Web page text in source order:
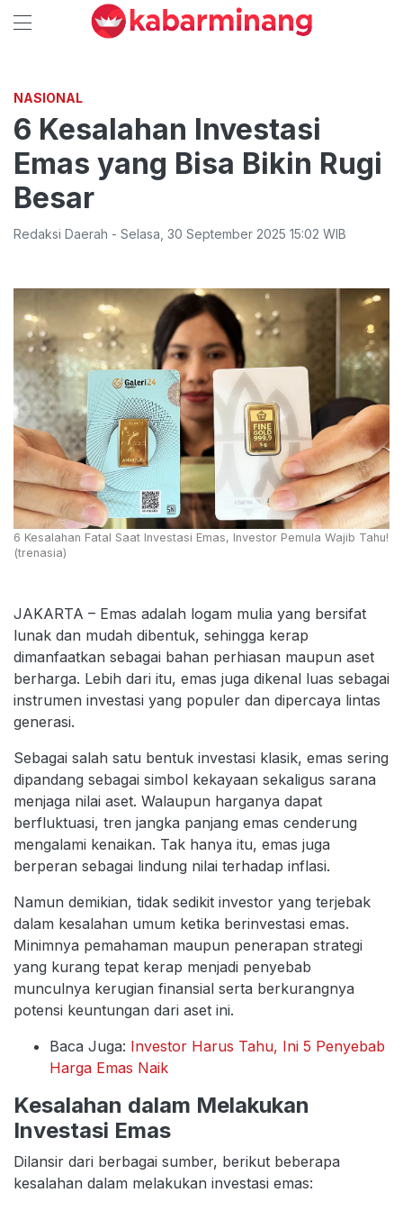
NASIONAL
6 Kesalahan Investasi
Emas yang Bisa Bikin Rugi
Besar
Redaksi Daerah - Selasa 30 September 2025 15:02 WIB
6 Kesalahan Fatal Saat Investasi Emas, Investor Pemula Wajib Tahu!
(trenasia)
JAKARTA – Emas adalah logam mulia yang bersifat
lunak dan mudah dibentuk, sehingga kerap
dimanfaatkan sebagai bahan perhiasan maupun aset
berharga. Lebih dari itu, emas juga dikenal luas sebagai
instrumen investasi yang populer dan dipercaya lintas
generasi.
Sebagai salah satu bentuk investasi klasik, emas sering
dipandang sebagai simbol kekayaan sekaligus sarana
menjaga nilai aset. Walaupun harganya dapat
berfluktuasi, tren jangka panjang emas cenderung
mengalami kenaikan. Tak hanya itu, emas juga
berperan sebagai lindung nilai terhadap inflasi.
Namun demikian, tidak sedikit investor yang terjebak
dalam kesalahan umum ketika berinvestasi emas.
Minimnya pemahaman maupun penerapan strategi
yang kurang tepat kerap menjadi penyebab
munculnya kerugian finansial serta berkurangnya
potensi keuntungan dari aset ini.
Baca Juga: Investor Harus Tahu, Ini 5 Penyebab
Harga Emas Naik
Kesalahan dalam Melakukan
Investasi Emas
Dilansir dari berbagai sumber, berikut beberapa
kesalahan dalam melakukan investasi emas: